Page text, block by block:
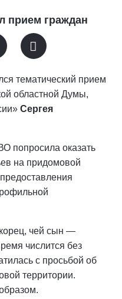
прием граждан
тематический прием
областной Думы,
Сергея
попросила оказать
на придомовой
чей сын —
числится без
с просьбой об
территории.